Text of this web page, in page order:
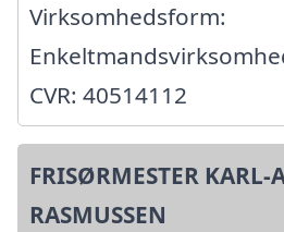
Virksomhedsform:
CVR: 40514112
FRISØRMESTER KARL-
RASMUSSEN